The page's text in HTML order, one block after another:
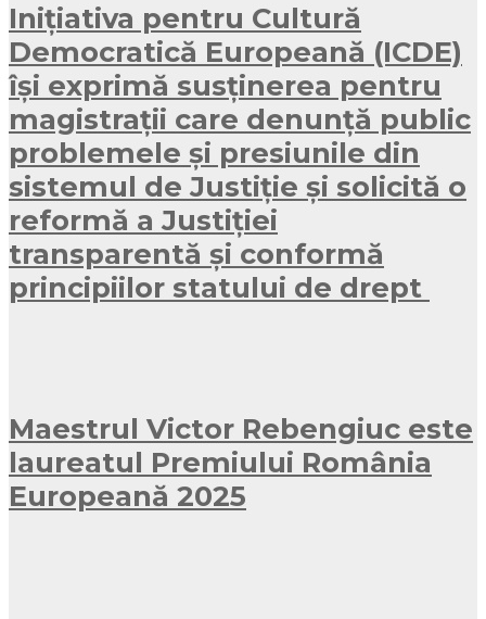
Inițiativa pentru Cultură
Democratică Europeană (ICDE)
își exprimă susținerea pentru
magistrații care denunță public
problemele și presiunile din
sistemul de Justiție și solicită o
reformă a Justiției
transparentă și conformă
principiilor statului de drept
Maestrul Victor Rebengiuc este
laureatul Premiului România
Europeană 2025